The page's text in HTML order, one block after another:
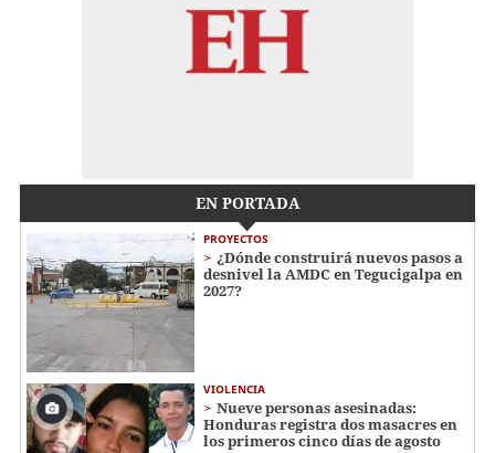
EN PORTADA
PROYECTOS
¿Dónde construirá nuevos pasos a
desnivel la AMDC en Tegucigalpa en
2027?
VIOLENCIA
Nueve personas asesinadas:
Honduras registra dos masacres en
los primeros cinco días de agosto